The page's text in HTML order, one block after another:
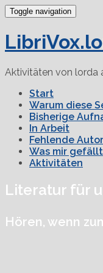
Toggle navigation
Aktivitäten von lorda
Start
Warum diese
Bisherige
In Arbeit
Fehlende
Was mir gefällt
Aktivitäten
Literatur für
Hören, wenn